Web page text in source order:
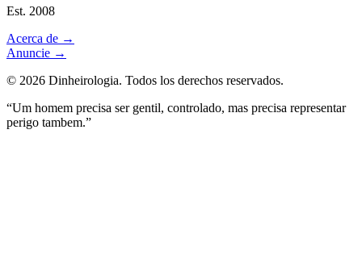
Est. 2008
Acerca de →
Anuncie →
© 2026 Dinheirologia. Todos los derechos reservados.
“Um homem precisa ser gentil, controlado, mas precisa representar
perigo tambem.”